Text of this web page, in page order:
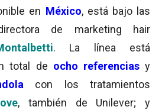
en México, está bajo las
de marketing hair
. La línea está
total de ocho referenciasy
con los tratamientos
, también de Unilever; y